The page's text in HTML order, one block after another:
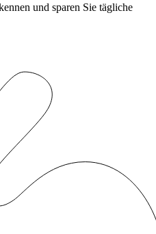
und sparen Sie tägliche